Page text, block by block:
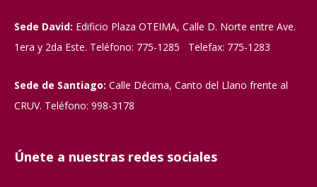
Sede David: Edificio Plaza OTEIMA, Calle D. Norte entre Ave.
1era y 2da Este. Teléfono: 775-1285 Telefax: 775-1283
Sede de Santiago: Calle Décima, Canto del Llano frente al
CRUV. Teléfono: 998-3178
Únete a nuestras redes sociales